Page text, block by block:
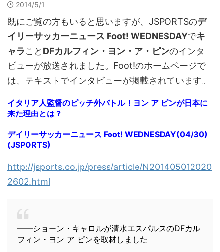
2014/5/1
既にご覧の方もいると思いますが、JSPORTSのデ
イリーサッカーニュース Foot! WEDNESDAYでキ
ャラこと DFカルフィン・ヨン・ア・ピンのインタ
ビューが放送されました。Foot!のホームページで
は、テキストでインタビューが掲載されています。
イタリア人監督のピッチ外バトル！ヨン ア ピンが日本に
来た理由とは？
デイリーサッカーニュース Foot! WEDNESDAY(04/30)
(JSPORTS)
http://jsports.co.jp/press/article/N201405012020
2602.html
――ショーン・キャロルが清水エスパルスのDFカル
フィン・ヨン ア ピンを取材しました